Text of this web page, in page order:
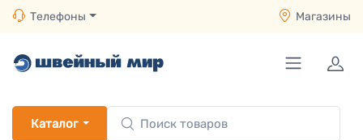
Телефоны Магазины
Каталог